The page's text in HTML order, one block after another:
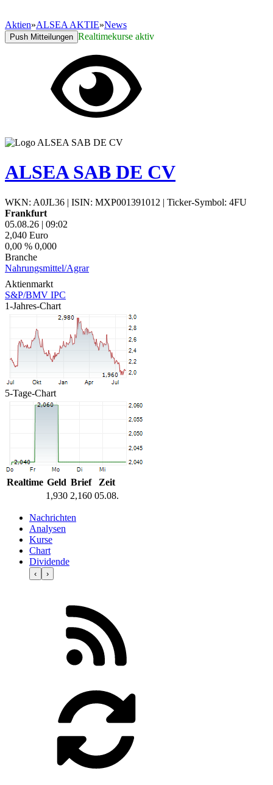
Aktien»ALSEA AKTIE»News
Push Mitteilungen Realtimekurse aktiv
ALSEA SAB DE CV
WKN: A0JL36 | ISIN: MXP001391012 | Ticker-Symbol: 4FU
Frankfurt
05.08.26 | 09:02
2,040 Euro
0,00 % 0,000
Branche
Nahrungsmittel/Agrar
Aktienmarkt
S&P/BMV IPC
1-Jahres-Chart
5-Tage-Chart
Realtime Geld Brief
Zeit
1,930 2,160 05.08.
Nachrichten
Analysen
Kurse
Chart
Dividende
‹ ›